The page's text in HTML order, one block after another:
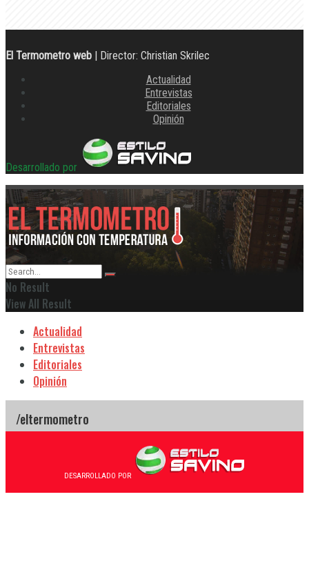
El Termometro web | Director: Christian Skrilec
Actualidad
Entrevistas
Editoriales
Opinión
Desarrollado por
No Result
View All Result
Actualidad
Entrevistas
Editoriales
Opinión
DESARROLLADO POR